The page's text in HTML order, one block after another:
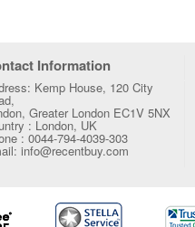
Information
Kemp House, 120 City
Greater London EC1V 5NX
: London, UK
: 0044-794-4039-303
info@recentbuy.com